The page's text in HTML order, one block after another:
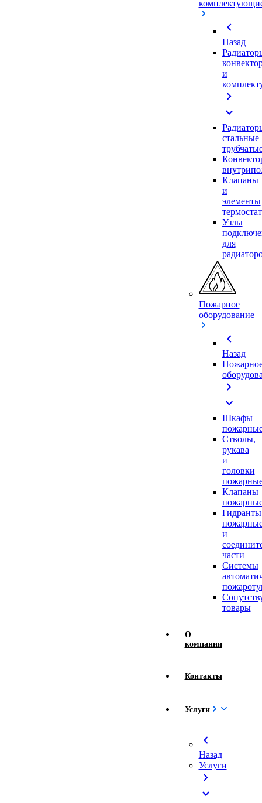
chevron_left
Назад
и
chevron_right
expand_more
стальные
Клапаны
и
элементы
Узлы
для
Пожарное
оборудование
chevron_left
Назад
chevron_right
expand_more
Шкафы
Стволы,
рукава
и
головки
Клапаны
Гидранты
и
части
Системы
товары
О
компании
Контакты
Услуги
chevron_left
Назад
Услуги
chevron_right
expand_more